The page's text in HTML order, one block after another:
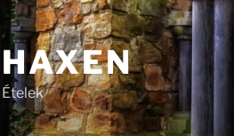
HAXEN
Ételek